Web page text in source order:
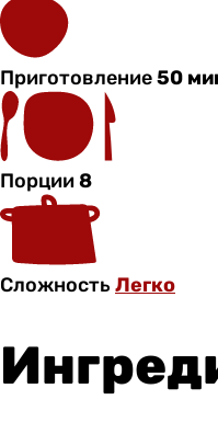
Приготовление50
Порции8
Сложность Легко